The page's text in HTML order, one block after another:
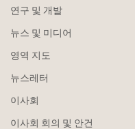
연구 및 개발
뉴스 및 미디어
영역 지도
뉴스레터
이사회
이사회 회의 및 안건